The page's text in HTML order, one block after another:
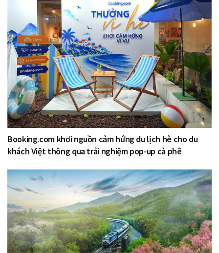
Booking.com khơi nguồn cảm hứng du lịch hè cho du
khách Việt thông qua trải nghiệm pop-up cà phê